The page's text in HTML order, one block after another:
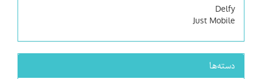
Delfy
Just Mobile
دسته‌ها